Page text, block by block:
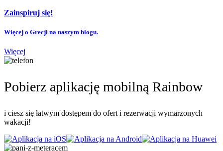
Zainspiruj się!
Więcej o Grecji na naszym blogu.
Więcej
Pobierz aplikację mobilną Rainbow
i ciesz się łatwym dostępem do ofert i rezerwacji wymarzonych
wakacji!